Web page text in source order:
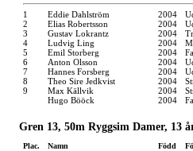
1 Eddie Dahlström 2004
2
Elias Robertsson 2004
3
Gustav Lokrantz 2004
4
Ludvig Ling 2004
5
Emil Storberg 2004
6
Anton Olsson 2004
7
Hannes Forsberg 2004
8
Theo Sire Jedkvist 2004
9
Max Källvik 2004
Hugo Bööck
2004
Gren 13, 50m Ryggsim Damer, 13
Plac. Namn Född